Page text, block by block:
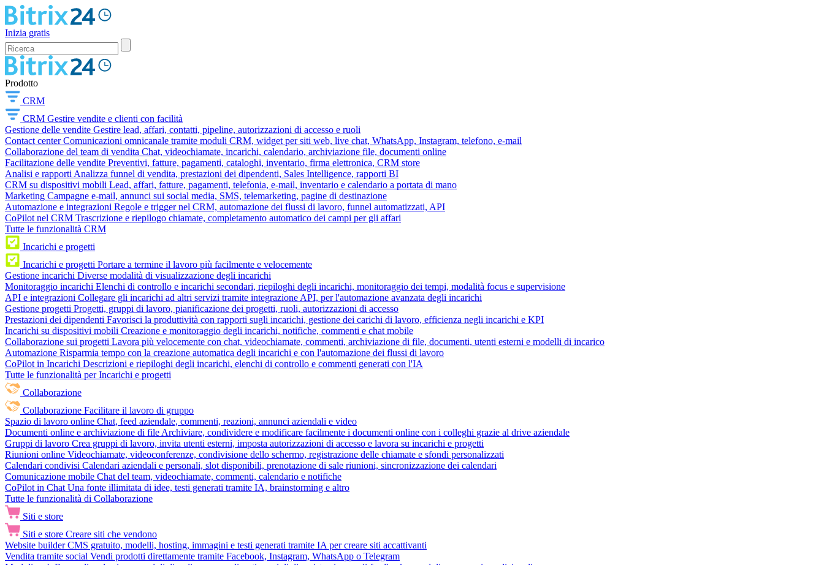
Inizia gratis
Prodotto
CRM
CRM Gestire vendite e clienti con facilità
Gestione delle vendite Gestire lead, affari, contatti, pipeline, autorizzazioni di accesso e ruoli
Contact center Comunicazioni omnicanale tramite moduli CRM, widget per siti web, live chat, WhatsApp, Instagram, telefono, e-mail
Collaborazione del team di vendita Chat, videochiamate, incarichi, calendario, archiviazione file, documenti online
Facilitazione delle vendite Preventivi, fatture, pagamenti, cataloghi, inventario, firma elettronica, CRM store
Analisi e rapporti Analizza funnel di vendita, prestazioni dei dipendenti, Sales Intelligence, rapporti BI
CRM su dispositivi mobili Lead, affari, fatture, pagamenti, telefonia, e-mail, inventario e calendario a portata di mano
Marketing Campagne e-mail, annunci sui social media, SMS, telemarketing, pagine di destinazione
Automazione e integrazioni Regole e trigger nel CRM, automazione dei flussi di lavoro, funnel automatizzati, API
CoPilot nel CRM Trascrizione e riepilogo chiamate, completamento automatico dei campi per gli affari
Tutte le funzionalità CRM
Incarichi e progetti
Incarichi e progetti Portare a termine il lavoro più facilmente e velocemente
Gestione incarichi Diverse modalità di visualizzazione degli incarichi
Monitoraggio incarichi Elenchi di controllo e incarichi secondari, riepiloghi degli incarichi, monitoraggio dei tempi, modalità focus e supervisione
API e integrazioni Collegare gli incarichi ad altri servizi tramite integrazione API, per l'automazione avanzata degli incarichi
Gestione progetti Progetti, gruppi di lavoro, pianificazione dei progetti, ruoli, autorizzazioni di accesso
Prestazioni dei dipendenti Favorisci la produttività con rapporti sugli incarichi, gestione dei carichi di lavoro, efficienza negli incarichi e KPI
Incarichi su dispositivi mobili Creazione e monitoraggio degli incarichi, notifiche, commenti e chat mobile
Collaborazione sui progetti Lavora più velocemente con chat, videochiamate, commenti, archiviazione di file, documenti, utenti esterni e modelli di incarico
Automazione Risparmia tempo con la creazione automatica degli incarichi e con l'automazione dei flussi di lavoro
CoPilot in Incarichi Descrizioni e riepiloghi degli incarichi, elenchi di controllo e commenti generati con l'IA
Tutte le funzionalità per Incarichi e progetti
Collaborazione
Collaborazione Facilitare il lavoro di gruppo
Spazio di lavoro online Chat, feed aziendale, commenti, reazioni, annunci aziendali e video
Documenti online e archiviazione di file Archiviare, condividere e modificare facilmente i documenti online con i colleghi grazie al drive aziendale
Gruppi di lavoro Crea gruppi di lavoro, invita utenti esterni, imposta autorizzazioni di accesso e lavora su incarichi e progetti
Riunioni online Videochiamate, videoconferenze, condivisione dello schermo, registrazione delle chiamate e sfondi personalizzati
Calendari condivisi Calendari aziendali e personali, slot disponibili, prenotazione di sale riunioni, sincronizzazione dei calendari
Comunicazione mobile Chat del team, videochiamate, commenti, calendario e notifiche
CoPilot in Chat Una fonte illimitata di idee, testi generati tramite IA, brainstorming e altro
Tutte le funzionalità di Collaborazione
Siti e store
Siti e store Creare siti che vendono
Website builder CMS gratuito, modelli, hosting, immagini e testi generati tramite IA per creare siti accattivanti
Vendita tramite social Vendi prodotti direttamente tramite Facebook, Instagram, WhatsApp o Telegram